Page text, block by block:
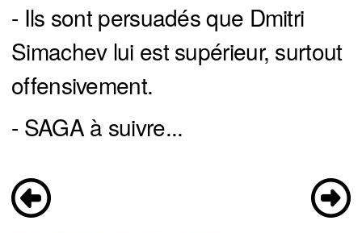
- Ils sont persuadés que Dmitri
Simachev lui est supérieur, surtout
offensivement.
- SAGA à suivre...